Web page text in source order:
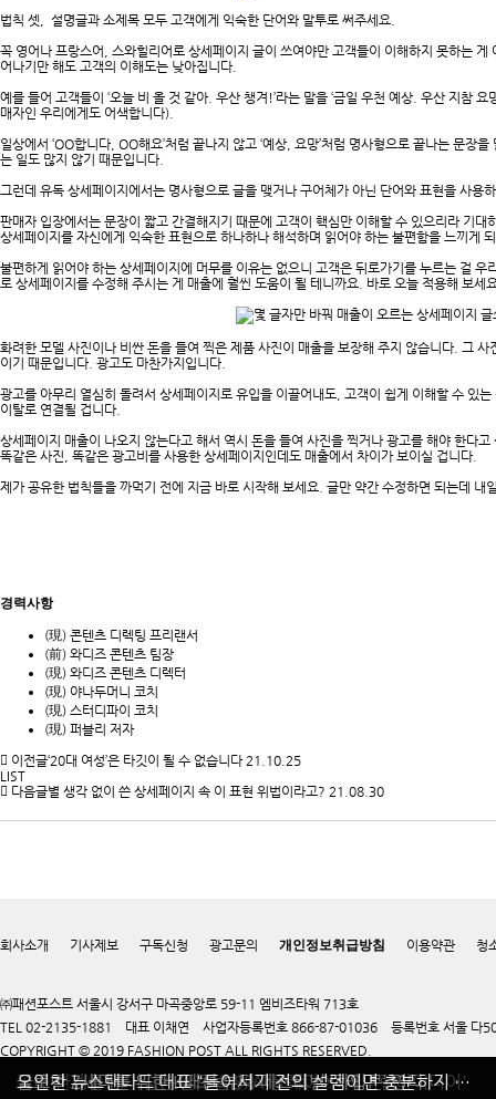
법칙 셋, 설명글과 소제목 모두 고객에게 익숙한 단어와 말투로 써주세요.
꼭 영어나 프랑스어, 스와힐리어로 상세페이지 글이 쓰여야만 고객들이 이해하지 못하는
어나기만 해도 고객의 이해도는 낮아집니다.
예를 들어 고객들이 ‘오늘 비 올 것 같아. 우산 챙겨!’라는 말을 ‘금일 우천 예상. 우산 지참
매자인 우리에게도 어색합니다).
일상에서 ‘OO합니다, OO해요’처럼 끝나지 않고 ‘예상, 요망’처럼 명사형으로 끝나는 문장
는 일도 많지 않기 때문입니다.
그런데 유독 상세페이지에서는 명사형으로 글을 맺거나 구어체가 아닌 단어와 표현을 사용
판매자 입장에서는 문장이 짧고 간결해지기 때문에 고객이 핵심만 이해할 수 있으리라 기
상세페이지를 자신에게 익숙한 표현으로 하나하나 해석하며 읽어야 하는 불편함을 느끼게
불편하게 읽어야 하는 상세페이지에 머무를 이유는 없으니 고객은 뒤로가기를 누르는 걸
로 상세페이지를 수정해 주시는 게 매출에 훨씬 도움이 될 테니까요. 바로 오늘 적용해 보세
화려한 모델 사진이나 비싼 돈을 들여 찍은 제품 사진이 매출을 보장해 주지 않습니다. 그
이기 때문입니다. 광고도 마찬가지입니다.
광고를 아무리 열심히 돌려서 상세페이지로 유입을 이끌어내도, 고객이 쉽게 이해할 수 있
이탈로 연결될 겁니다.
상세페이지 매출이 나오지 않는다고 해서 역시 돈을 들여 사진을 찍거나 광고를 해야 한다
똑같은 사진, 똑같은 광고비를 사용한 상세페이지인데도 매출에서 차이가 보이실 겁니다.
제가 공유한 법칙들을 까먹기 전에 지금 바로 시작해 보세요. 글만 약간 수정하면 되는데 내
경력사항
(現) 콘텐츠 디렉팅 프리랜서
(前) 와디즈 콘텐츠 팀장
(現) 와디즈 콘텐츠 디렉터
(現) 야나두머니 코치
(現) 스터디파이 코치
(現) 퍼블리 저자
이전글‘20대 여성’은 타깃이 될 수 없습니다 21.10.25
LIST
다음글별 생각 없이 쓴 상세페이지 속 이 표현 위법이라고? 21.08.30
올 가을 블랙&화이트 매력에 빠지다
독보적 레그웨어 로맨틱타이거
깨끗하고 안전한 자연주의 브랜드 마마코스
국내 한계를 뛰어넘는 글로벌 SPA 플레이어 '제너럴아이디어'
글로벌 Z세대를 위한 K패션 뷰티 페스티벌 ‘하입콘’ 연다 오인찬 뉴스탠다드 대표 "들어서기 전의 설렘이면 충분하지 않은가요"
회사소개 기사제보 구독신청 광고문의 개인정보취급방침 이용약관 청
㈜패션포스트 서울시 강서구 마곡중앙로 59-11 엠비즈타워 713호
TEL 02-2135-1881 대표 이채연 사업자등록번호 866-87-01036 등록번호 서울 다
COPYRIGHT © 2019 FASHION POST ALL RIGHTS RESERVED.